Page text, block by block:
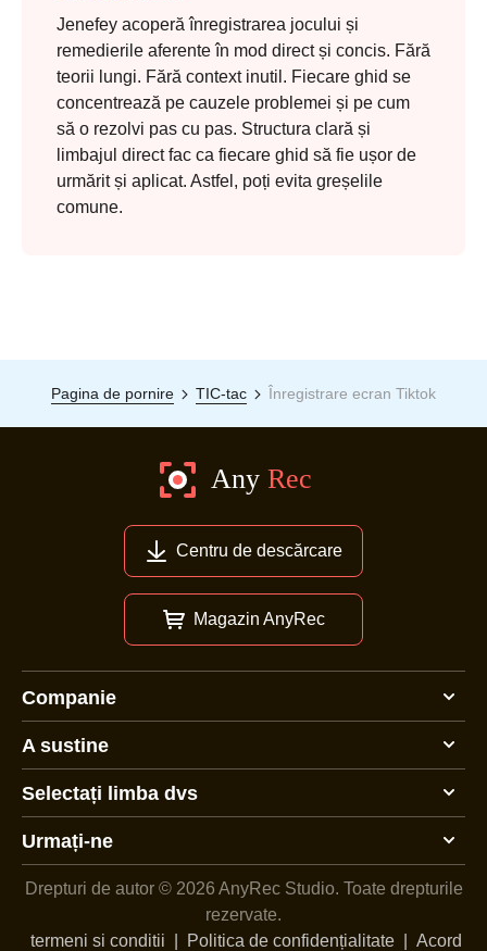
Jenefey acoperă înregistrarea jocului și
remedierile aferente în mod direct și concis. Fără
teorii lungi. Fără context inutil. Fiecare ghid se
concentrează pe cauzele problemei și pe cum
să o rezolvi pas cu pas. Structura clară și
limbajul direct fac ca fiecare ghid să fie ușor de
urmărit și aplicat. Astfel, poți evita greșelile
comune.
Pagina de pornire TIC-tac Înregistrare ecran Tiktok
Centru de descărcare
Magazin AnyRec
Companie
A sustine
Selectați limba dvs
Urmați-ne
Drepturi de autor © 2026 AnyRec Studio. Toate drepturile
rezervate.
termeni si conditii
Politica de confidențialitate Acord